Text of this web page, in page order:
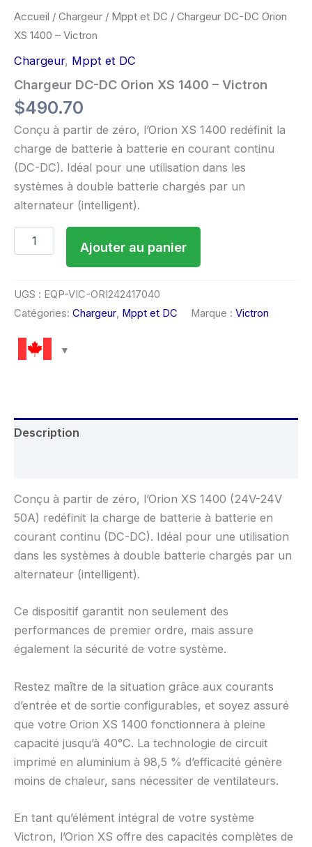
Accueil / Chargeur / Mppt et DC / Chargeur DC-DC Orion
XS 1400 – Victron
Chargeur, Mppt et DC
Chargeur DC-DC Orion XS 1400 – Victron
$490.70
Conçu à partir de zéro, l’Orion XS 1400 redéfinit la
charge de batterie à batterie en courant continu
(DC-DC). Idéal pour une utilisation dans les
systèmes à double batterie chargés par un
alternateur (intelligent).
Ajouter au panier
UGS : EQP-VIC-ORI242417040
Catégories: Chargeur, Mppt et DC Marque : Victron
Description
Conçu à partir de zéro, l’Orion XS 1400 (24V-24V
50A) redéfinit la charge de batterie à batterie en
courant continu (DC-DC). Idéal pour une utilisation
dans les systèmes à double batterie chargés par un
alternateur (intelligent).
Ce dispositif garantit non seulement des
performances de premier ordre, mais assure
également la sécurité de votre système.
Restez maître de la situation grâce aux courants
d’entrée et de sortie configurables, et soyez assuré
que votre Orion XS 1400 fonctionnera à pleine
capacité jusqu’à 40°C. La technologie de circuit
imprimé en aluminium à 98,5 % d’efficacité génère
moins de chaleur, sans nécessiter de ventilateurs.
En tant qu’élément intégral de votre système
Victron, l’Orion XS offre des capacités complètes de